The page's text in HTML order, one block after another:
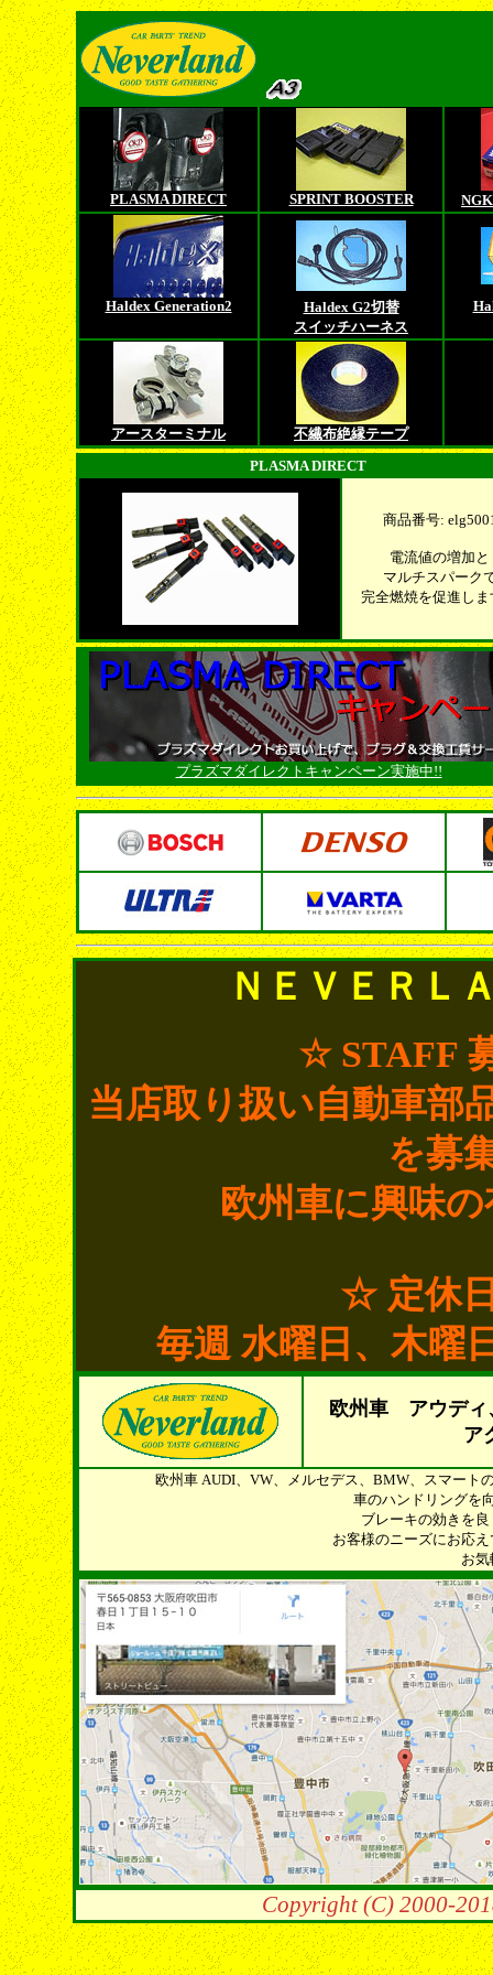
PLASMA DIRECT SPRINT BOOSTER
Haldex Generation2
Haldex G2切替
スイッチハーネス
アースターミナル
不繊布絶縁テープ
PLASMA DIRECT
商品番号:
電流値の増加と
マルチスパーク
完全燃焼を促進しま
プラズマダイレクトキャンペーン実施中!!
ＮＥＶＥＲＬ
☆ STAFF
当店取り扱い自動車部
を募
欧州車に興味
☆ 定休
毎週 水曜日、木曜
欧州車 アウディ
ア
欧州車 AUDI、VW、メルセデス、BMW、スマート
車のハンドリングを
ブレーキの効きを
お客様のニーズにお応
お
Copyright (C) 2000-